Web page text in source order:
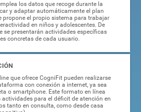
los datos que recoge durante la
y adaptar automáticamente el plan
propone el propio sistema para trabajar
en niños y adolescentes. De
se presentarán actividades específicas
concretas de cada usuario.
que ofrece CogniFit pueden realizarse
con conexión a internet, ya sea
o smartphone. Este formato en línea
para el déficit de atención en
tanto en consulta, como desde casa